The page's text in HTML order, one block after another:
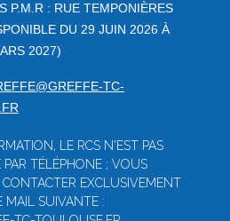
P.M.R : RUE TEMPONIÈRES
DU 29 JUIN 2026 À
2027)
TC-
LE RCS N'EST PAS
PAR TÉLÉPHONE ; VOUS
EXCLUSIVEMENT
MAIL SUIVANTE :